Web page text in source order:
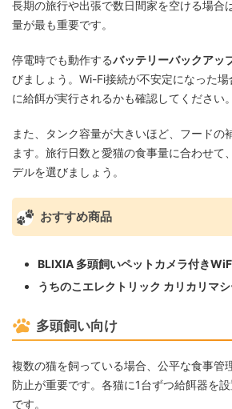
長期の旅行や出張で数日間家を空ける場合
量が最も重要です。
停電時でも動作するバッテリーバックアッ
びましょう。Wi-Fi接続が不安定になった
に給餌が実行されるかも確認してください。
また、タンク容量が大きいほど、フードの
ます。旅行日数と愛猫の食事量に合わせて
デルを選びましょう。
おすすめ商品
BLIXIA 多頭飼いペットカメラ付き
うちのこエレクトリック カリカリマ
多頭飼い向け
複数の猫を飼っている場合、公平な食事管
防止が重要です。各猫に1台ずつ給餌器を
です。